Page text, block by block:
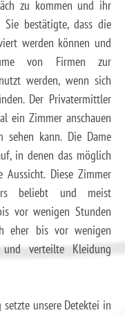
zu kommen und ihr
bestätigte, dass die
werden können und
von Firmen zur
werden, wenn sich
Der Privatermittler
ein Zimmer anschauen
kann. Die Dame
in denen das möglich
Diese Zimmer
beliebt und meist
vor wenigen Stunden
eher bis vor wenigen
verteilte Kleidung
unsere Detektei in